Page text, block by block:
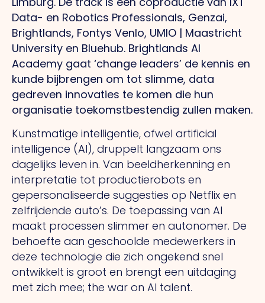
Data- en Robotics Professionals, Genzai,
Brightlands, Fontys Venlo, UMIO | Maastricht
University en Bluehub. Brightlands AI
Academy gaat ‘change leaders’ de kennis en
kunde bijbrengen om tot slimme, data
gedreven innovaties te komen die hun
organisatie toekomstbestendig zullen maken.
Kunstmatige intelligentie, ofwel artificial
intelligence (AI), druppelt langzaam ons
dagelijks leven in. Van beeldherkenning en
interpretatie tot productierobots en
gepersonaliseerde suggesties op Netflix en
zelfrijdende auto’s. De toepassing van AI
maakt processen slimmer en autonomer. De
behoefte aan geschoolde medewerkers in
deze technologie die zich ongekend snel
ontwikkelt is groot en brengt een uitdaging
met zich mee; the war on AI talent.